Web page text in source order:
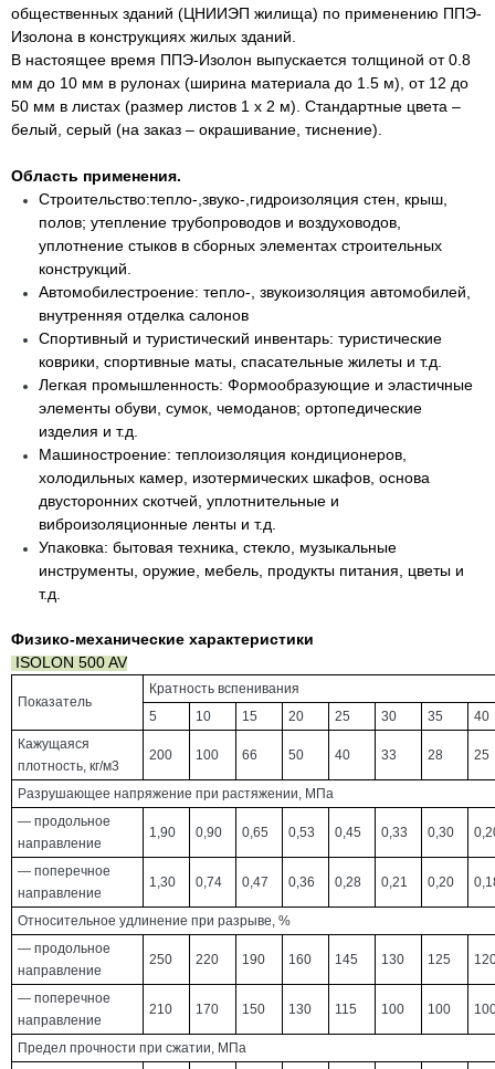
общественных зданий (ЦНИИЭП жилища) по применению ППЭ-
Изолона в конструкциях жилых зданий.
В настоящее время ППЭ-Изолон выпускается толщиной от 0.8
мм до 10 мм в рулонах (ширина материала до 1.5 м), от 12 до
50 мм в листах (размер листов 1 х 2 м). Стандартные цвета –
белый, серый (на заказ – окрашивание, тиснение).
Область применения.
Строительство:тепло-,звуко-,гидроизоляция стен, крыш,
полов; утепление трубопроводов и воздуховодов,
уплотнение стыков в сборных элементах строительных
конструкций.
Автомобилестроение: тепло-, звукоизоляция автомобилей,
внутренняя отделка салонов
Спортивный и туристический инвентарь: туристические
коврики, спортивные маты, спасательные жилеты и т.д.
Легкая промышленность: Формообразующие и эластичные
элементы обуви, сумок, чемоданов; ортопедические
изделия и т.д.
Машиностроение: теплоизоляция кондиционеров,
холодильных камер, изотермических шкафов, основа
двусторонних скотчей, уплотнительные и
виброизоляционные ленты и т.д.
Упаковка: бытовая техника, стекло, музыкальные
инструменты, оружие, мебель, продукты питания, цветы и
т.д.
Физико-механические характеристики
ISOLON 500 AV
Показатель
Кратность вспенивания
5
10 15 20 25 30 35
40
Кажущаяся
плотность, кг/м3
200 100 66 50 40 33 28 25
Разрушающее напряжение при растяжении, МПа
— продольное
направление
1,90 0,90 0,65 0,53 0,45 0,33 0,30
— поперечное
направление
1,30 0,74 0,47 0,36 0,28 0,21 0,20
Относительное удлинение при разрыве, %
— продольное
направление
250 220 190 160 145 130 125
— поперечное
направление
210 170 150 130 115 100 100
Предел прочности при сжатии, МПа